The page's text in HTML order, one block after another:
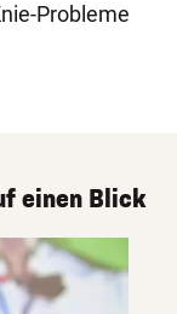
Probleme
einen Blick